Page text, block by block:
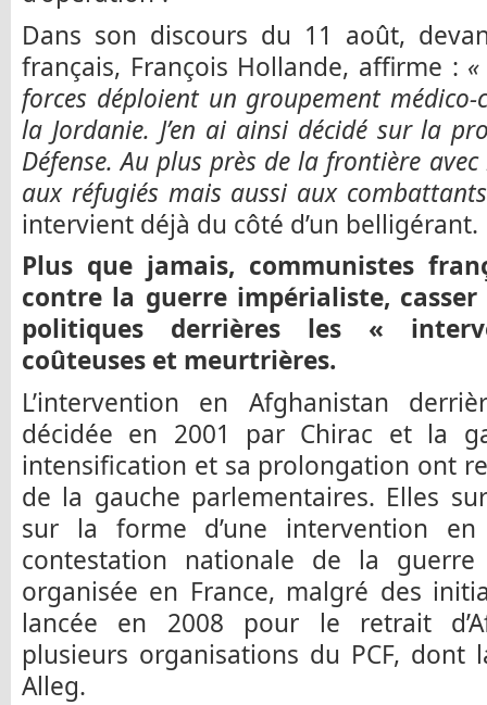
Dans son discours du 11 août,
français, François Hollande, affirme :
forces déploient un groupement
la Jordanie. J’en ai ainsi décidé sur la
Défense. Au plus près de la frontière
aux réfugiés mais aussi aux
intervient déjà du côté d’un belligérant.
Plus que jamais, communistes
contre la guerre impérialiste, casser
politiques derrières les «
coûteuses et meurtrières.
L’intervention en Afghanistan
décidée en 2001 par Chirac et la
intensification et sa prolongation ont
de la gauche parlementaires. Elles
sur la forme d’une intervention en
contestation nationale de la guerre
organisée en France, malgré des
lancée en 2008 pour le retrait
plusieurs organisations du PCF, dont
Alleg.